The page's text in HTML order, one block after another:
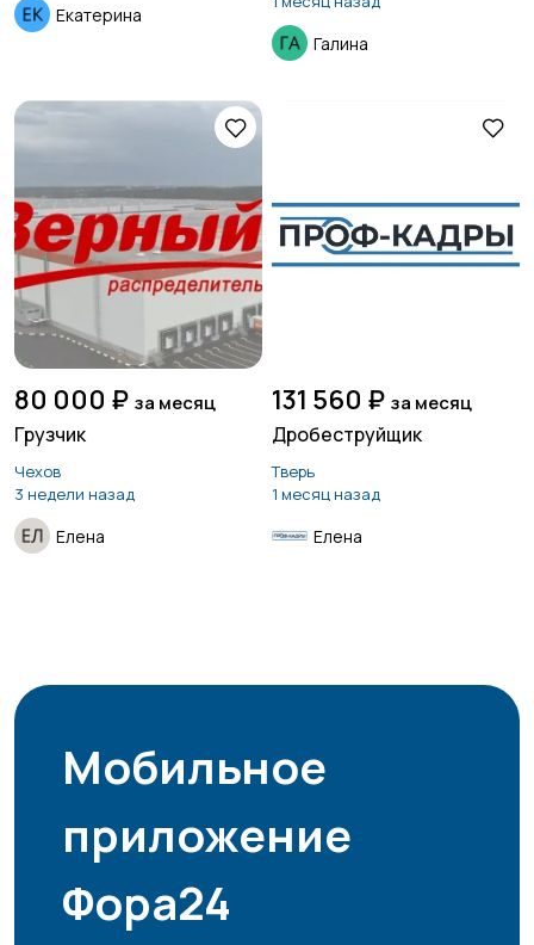
Екатерина
Галина
80 000 ₽ за месяц
Грузчик
Чехов
3 недели назад
Елена
131 560 ₽ за месяц
Дробеструйщик
Тверь
1 месяц назад
Елена
Мобильное
приложение
Фора24